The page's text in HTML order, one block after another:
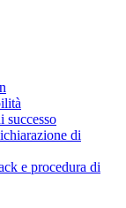
successo
di
e procedura di